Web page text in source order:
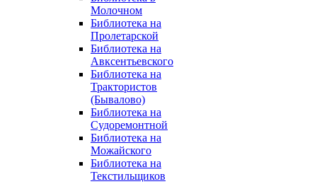
Молочном
Библиотека на
Пролетарской
Библиотека на
Авксентьевского
Библиотека на
Трактористов
(Бывалово)
Библиотека на
Судоремонтной
Библиотека на
Можайского
Библиотека на
Текстильщиков